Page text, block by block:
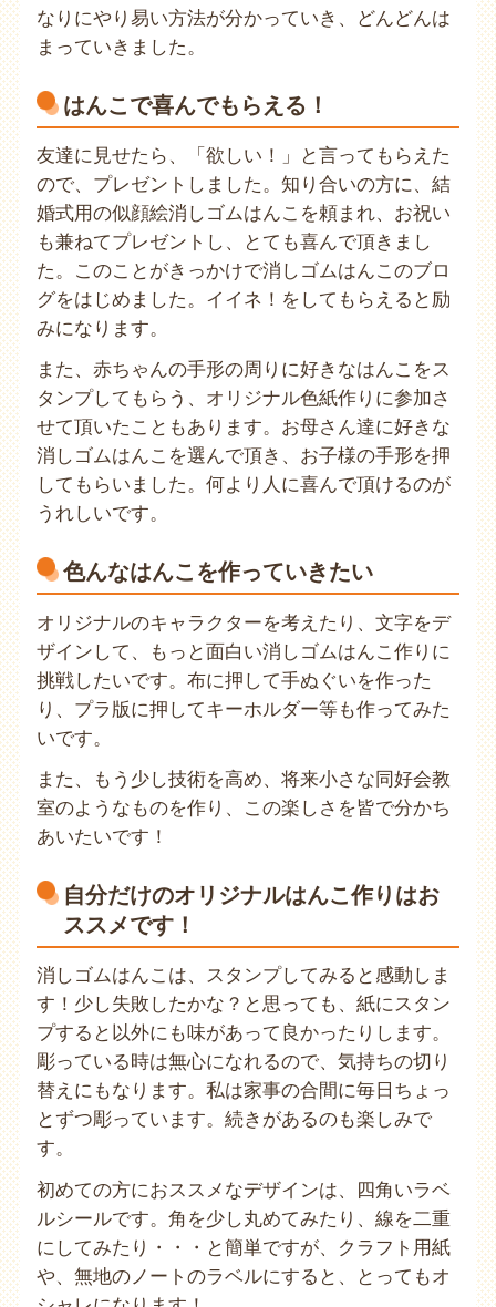
なりにやり易い方法が分かっていき、どんどんは
まっていきました。
はんこで喜んでもらえる！
友達に見せたら、「欲しい！」と言ってもらえた
ので、プレゼントしました。知り合いの方に、結
婚式用の似顔絵消しゴムはんこを頼まれ、お祝い
も兼ねてプレゼントし、とても喜んで頂きまし
た。このことがきっかけで消しゴムはんこのブロ
グをはじめました。イイネ！をしてもらえると励
みになります。
また、赤ちゃんの手形の周りに好きなはんこをス
タンプしてもらう、オリジナル色紙作りに参加さ
せて頂いたこともあります。お母さん達に好きな
消しゴムはんこを選んで頂き、お子様の手形を押
してもらいました。何より人に喜んで頂けるのが
うれしいです。
色んなはんこを作っていきたい
オリジナルのキャラクターを考えたり、文字をデ
ザインして、もっと面白い消しゴムはんこ作りに
挑戦したいです。布に押して手ぬぐいを作った
り、プラ版に押してキーホルダー等も作ってみた
いです。
また、もう少し技術を高め、将来小さな同好会教
室のようなものを作り、この楽しさを皆で分かち
あいたいです！
自分だけのオリジナルはんこ作りはお
ススメです！
消しゴムはんこは、スタンプしてみると感動しま
す！少し失敗したかな？と思っても、紙にスタン
プすると以外にも味があって良かったりします。
彫っている時は無心になれるので、気持ちの切り
替えにもなります。私は家事の合間に毎日ちょっ
とずつ彫っています。続きがあるのも楽しみで
す。
初めての方におススメなデザインは、四角いラベ
ルシールです。角を少し丸めてみたり、線を二重
にしてみたり・・・と簡単ですが、クラフト用紙
や、無地のノートのラベルにすると、とってもオ